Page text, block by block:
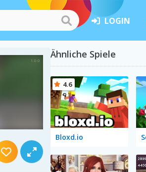
LOGIN
Ähnliche Spiele
Bloxd.io
4.6